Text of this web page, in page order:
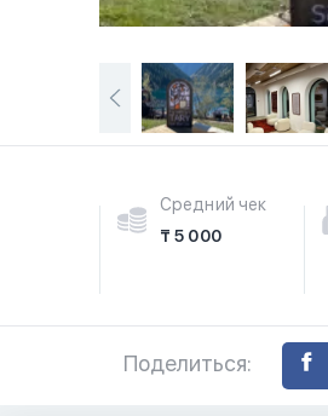
Средний чек
₸ 5 000
Поделиться: